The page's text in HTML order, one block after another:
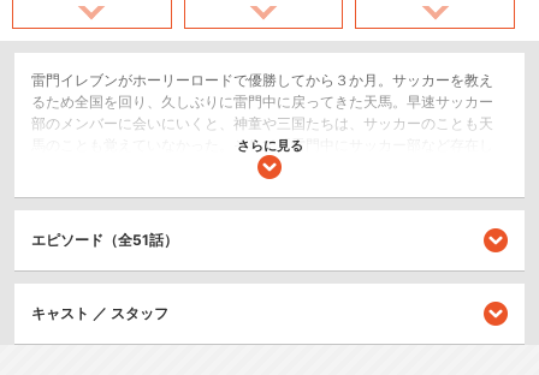
雷門イレブンがホーリーロードで優勝してから３か月。サッカーを教え
るため全国を回り、久しぶりに雷門中に戻ってきた天馬。早速サッカー
部のメンバーに会いにいくと、神童や三国たちは、サッカーのことも天
馬のことも覚えていなかった。そして「雷門中にサッカー部など存在し
スポーツ/競技
アクション/バトル
キッズ/ファミリー
さらに見る
エピソード（全51話）
キャスト ／ スタッフ